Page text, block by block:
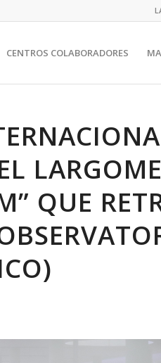
CENTROS COLABORADORES
QUE